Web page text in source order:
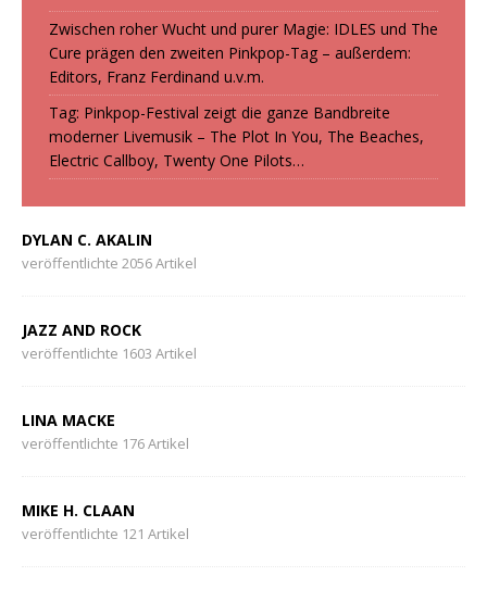
Zwischen roher Wucht und purer Magie: IDLES und The
Cure prägen den zweiten Pinkpop-Tag – außerdem:
Editors, Franz Ferdinand u.v.m.
Tag: Pinkpop-Festival zeigt die ganze Bandbreite
moderner Livemusik – The Plot In You, The Beaches,
Electric Callboy, Twenty One Pilots…
DYLAN C. AKALIN
veröffentlichte 2056 Artikel
JAZZ AND ROCK
veröffentlichte 1603 Artikel
LINA MACKE
veröffentlichte 176 Artikel
MIKE H. CLAAN
veröffentlichte 121 Artikel